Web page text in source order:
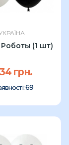
(1 шт)
грн.
69